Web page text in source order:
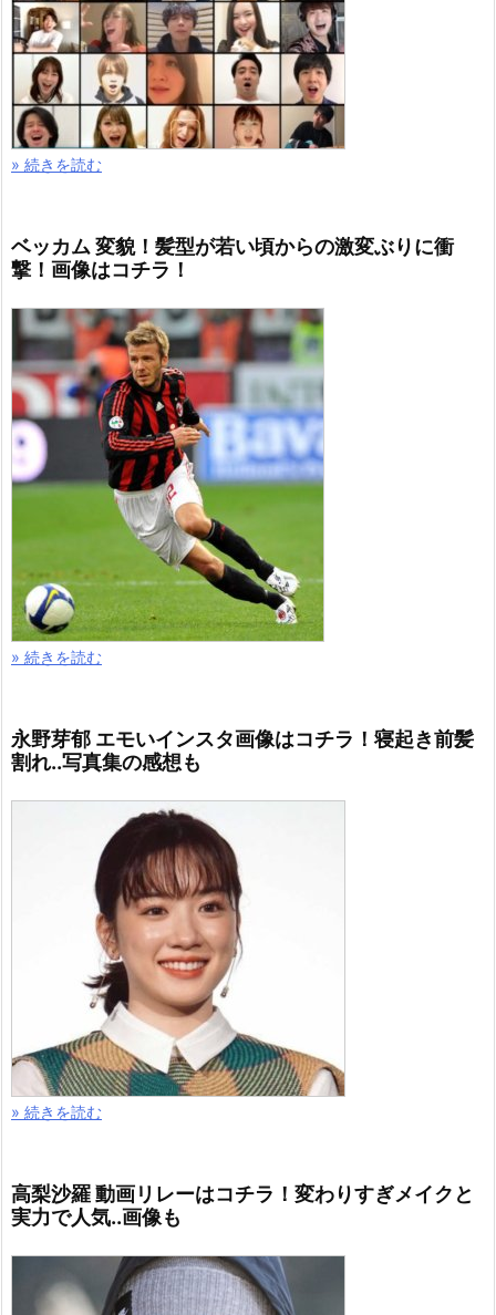
» 続きを読む
ベッカム 変貌！髪型が若い頃からの激変ぶりに衝
撃！画像はコチラ！
» 続きを読む
永野芽郁 エモいインスタ画像はコチラ！寝起き前髪
割れ..写真集の感想も
» 続きを読む
高梨沙羅 動画リレーはコチラ！変わりすぎメイクと
実力で人気..画像も